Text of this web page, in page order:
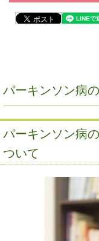
パーキンソン病
パーキンソン病
ついて